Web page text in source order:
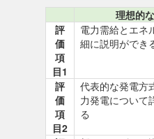
理想的
評
価
項
目1
電力需給とエネ
細に説明ができ
評
価
項
目2
代表的な発電方
力発電について
る